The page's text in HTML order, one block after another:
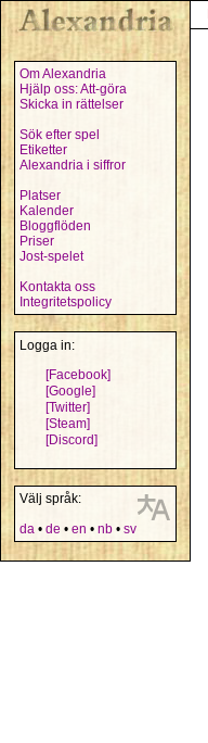
Om Alexandria
Hjälp oss: Att-göra
Skicka in rättelser
Sök efter spel
Etiketter
Alexandria i siffror
Platser
Kalender
Bloggflöden
Priser
Jost-spelet
Kontakta oss
Integritetspolicy
Logga in:
[Facebook]
[Google]
[Twitter]
[Steam]
[Discord]
Välj språk:
da • de • en • nb • sv